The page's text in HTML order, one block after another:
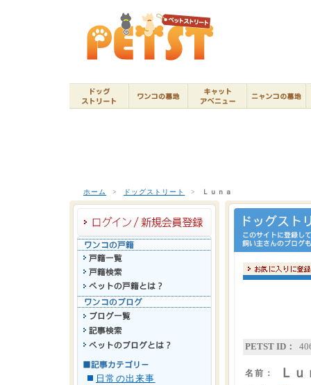
ホーム > ドッグストリート > Ｌｕｎａ
日常の出来事
PETST ID：
名前： Ｌｕ